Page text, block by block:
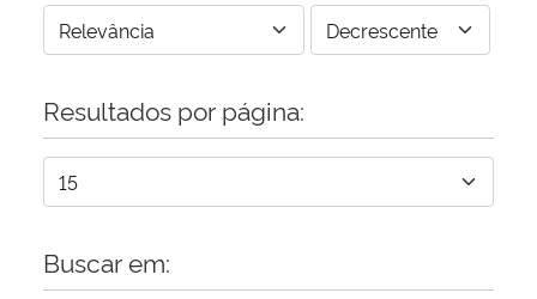
Advocacia-Geral da União
Banco Central do Brasil
Resultados por página:
Buscar em: